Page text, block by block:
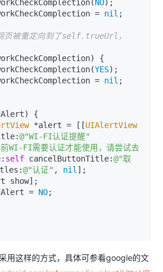
_networkCheckComplection(
NO);
_networkCheckComplection =
nil ;
被重定向到了self.trueUrl，
{
_networkCheckComplection(
YES);
_networkCheckComplection =
nil ;
{
*alert = [[UIAlertView
@"WI-FI认证提醒"
前WI-FI需要认证才能使用，请尝试去
self cancelButtonTitle:@"取
@"认证" , nil ];
_needAlert =
NO;
用这样的方式，具体可参看google的文